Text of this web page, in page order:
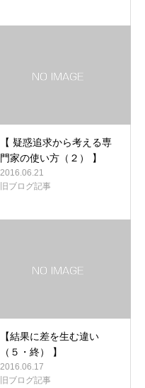
【 疑惑追求から考える専
門家の使い方（２） 】
2016.06.21
旧ブログ記事
【結果に差を生む違い
（５・終） 】
2016.06.17
旧ブログ記事